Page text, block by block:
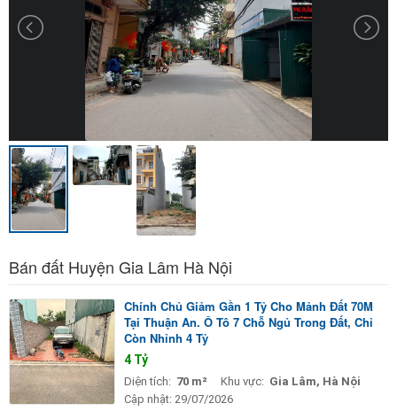
Bán đất Huyện Gia Lâm Hà Nội
Chính Chủ Giảm Gần 1 Tỷ Cho Mảnh Đất 70M
Tại Thuận An. Ô Tô 7 Chỗ Ngủ Trong Đất, Chỉ
Còn Nhỉnh 4 Tỷ
4 Tỷ
Diện tích: 70 m² Khu vực: Gia Lâm, Hà Nội
Cập nhật: 29/07/2026